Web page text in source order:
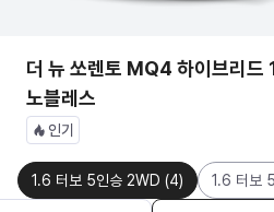
더 뉴 쏘렌토 MQ4 하이브리
노블레스
인기
1.6 터보 5인승 2WD (4) 1.6 터보